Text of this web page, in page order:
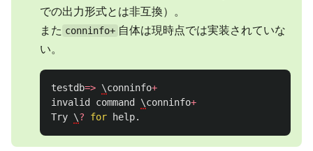
での出力形式とは非互換）。
また conninfo+ 自体は現時点では実装されていな
い。
testdb=> \conninfo+
invalid
command \conninfo+
Try \? for help.